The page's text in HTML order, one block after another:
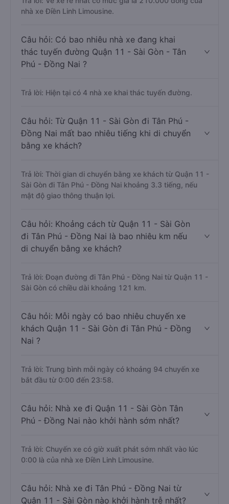
nhà xe Điền Linh Limousine.
Câu hỏi: Có bao nhiêu nhà xe đang khai
thác tuyến đường Quận 11 - Sài Gòn - Tân
Phú - Đồng Nai ?
Trả lời: Hiện tại có 4 nhà xe khai thác tuyến đường.
Câu hỏi: Từ Quận 11 - Sài Gòn đi Tân Phú -
Đồng Nai mất bao nhiêu tiếng khi di chuyển
bằng xe khách?
Trả lời: Thời gian di chuyển bằng xe khách từ Quận 11 -
Sài Gòn đi Tân Phú - Đồng Nai khoảng 3.3 tiếng, nếu
mật độ giao thông thuận lợi.
Câu hỏi: Khoảng cách từ Quận 11 - Sài Gòn
đi Tân Phú - Đồng Nai là bao nhiêu km nếu
di chuyển bằng xe khách?
Trả lời: Đoạn đường đi Tân Phú - Đồng Nai từ Quận 11 -
Sài Gòn có chiều dài khoảng 121 km.
Câu hỏi: Mỗi ngày có bao nhiêu chuyến xe
khách Quận 11 - Sài Gòn đi Tân Phú - Đồng
Nai ?
Trả lời: Trung bình mỗi ngày có khoảng 94 chuyến xe
bắt đầu từ 0:00 đến 23:58.
Câu hỏi: Nhà xe đi Quận 11 - Sài Gòn Tân
Phú - Đồng Nai nào khởi hành sớm nhất?
Trả lời: Chuyến xe có giờ xuất phát sớm nhất vào lúc
0:00 là của nhà xe Điền Linh Limousine.
Câu hỏi: Nhà xe đi Tân Phú - Đồng Nai từ
Quận 11 - Sài Gòn nào khởi hành trễ nhất?